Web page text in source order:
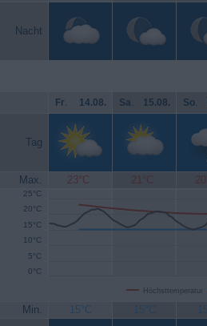
Nacht
Fr. 14.08. Sa. 15.08. So.
Tag
Max. 23°C 21°C
Höchsttemperatur
0°C
5°C
10°C
15°C
20°C
25°C
Min. 15°C 15°C